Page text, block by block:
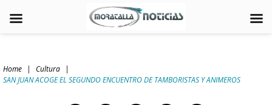
to
content
Home | Cultura
|
SAN JUAN ACOGE EL SEGUNDO ENCUENTRO DE TAMBORISTAS Y ANIMEROS